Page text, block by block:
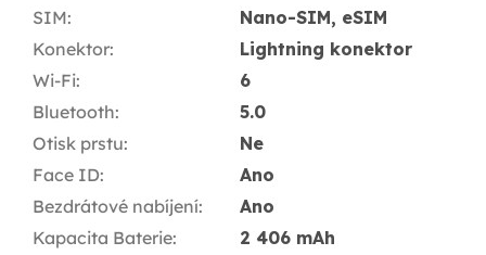
SIM:
Nano-SIM, eSIM
Konektor:
Lightning konektor
Wi-Fi:
6
Bluetooth:
5.0
Otisk prstu:
Ne
Face ID:
Ano
Bezdrátové nabíjení:
Ano
Kapacita Baterie: 2 406 mAh